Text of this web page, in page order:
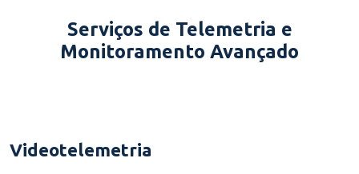
Serviços de Telemetria e
Monitoramento Avançado
Videotelemetria